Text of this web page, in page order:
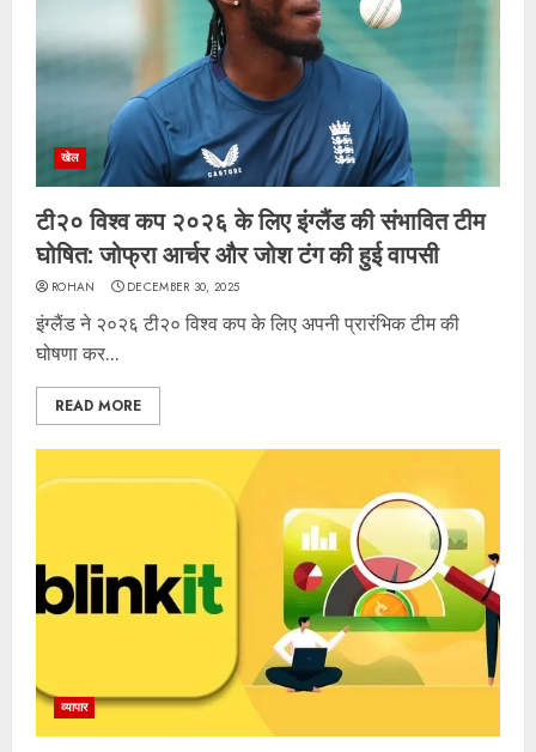
खेल
टी२० विश्व कप २०२६ के लिए इंग्लैंड की संभावित टीम
घोषित: जोफ्रा आर्चर और जोश टंग की हुई वापसी
ROHAN DECEMBER 30, 2025
इंग्लैंड ने २०२६ टी२० विश्व कप के लिए अपनी प्रारंभिक टीम की
घोषणा कर...
READ MORE
व्यापार